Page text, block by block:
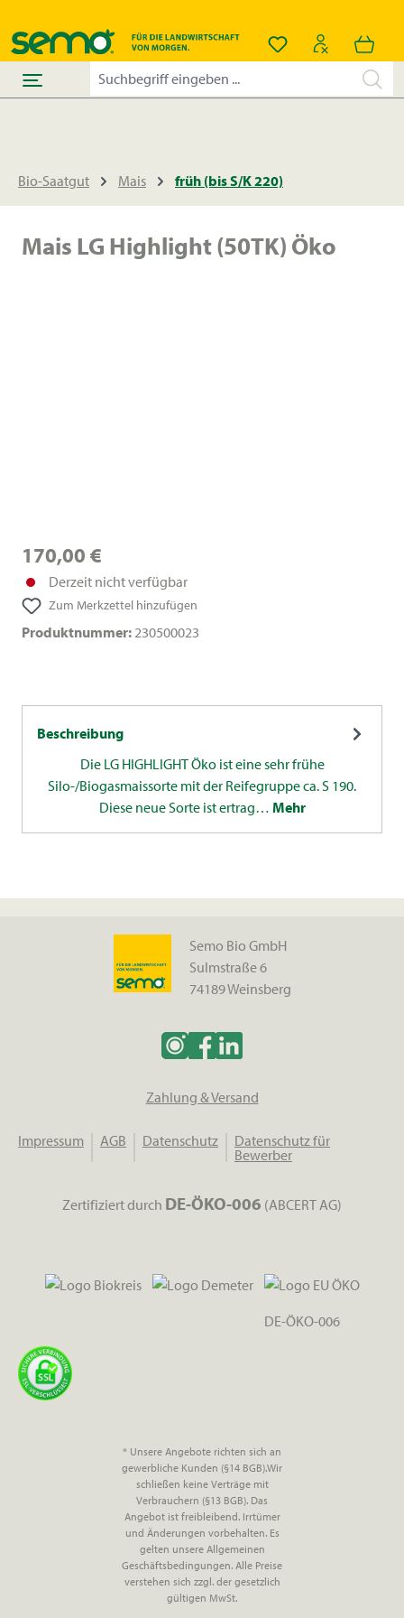
Du hast 0
Bio-Saatgut Mais früh (bis S/K 220)
Mais LG Highlight (50TK) Öko
170,00 €
Derzeit nicht verfügbar
Zum Merkzettel hinzufügen
Produktnummer:230500023
Beschreibung
Die LG HIGHLIGHT Öko ist eine sehr frühe
Silo-/Biogasmaissorte mit der Reifegruppe ca. S 190.
Diese neue Sorte ist ertrag… Mehr
Semo Bio GmbH
Sulmstraße 6
74189 Weinsberg
Zahlung & Versand
Impressum AGB Datenschutz
Datenschutz für
Bewerber
Zertifiziert durch DE-ÖKO-006 (ABCERT AG)
DE-ÖKO-006
* Unsere Angebote richten sich an
gewerbliche Kunden (§14 BGB).Wir
schließen keine Verträge mit
Verbrauchern (§13 BGB). Das
Angebot ist freibleibend. Irrtümer
und Änderungen vorbehalten. Es
gelten unsere Allgemeinen
Geschäftsbedingungen. Alle Preise
verstehen sich zzgl. der gesetzlich
gültigen MwSt.